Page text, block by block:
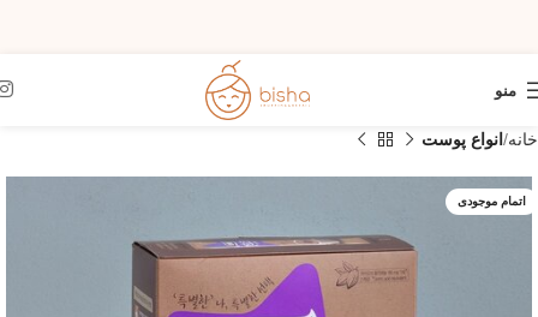
منو
خانه انواع پوست
اتمام موجودی